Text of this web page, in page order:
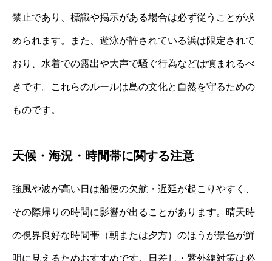
禁止であり、標識や掲示がある場合は必ず従うことが求
められます。また、遊泳が許されている浜は限定されて
おり、水着での露出や大声で騒ぐ行為などは慎まれるべ
きです。これらのルールは島の文化と自然を守るための
ものです。
天候・海況・時間帯に関する注意
強風や波が高い日は船便の欠航・遅延が起こりやすく、
その際帰りの時間に影響が出ることがあります。晴天時
の視界良好な時間帯（朝または夕方）のほうが景色が鮮
明に見えるためおすすめです。日差し・紫外線対策は必